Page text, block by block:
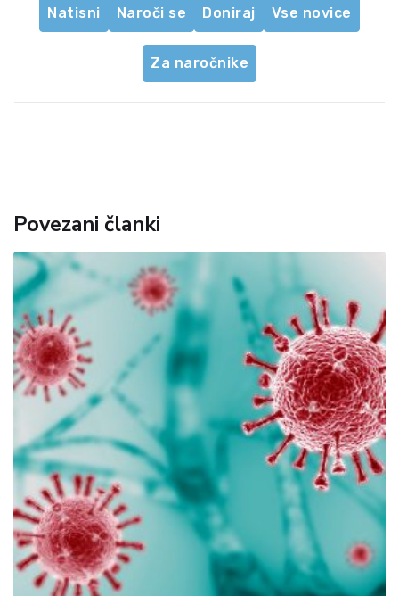
Natisni Naroči se Doniraj Vse novice
Za naročnike
Povezani članki